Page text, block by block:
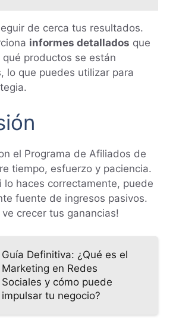
de cerca tus resultados.
informes detallados que
productos se están
lo que puedes utilizar para
el Programa de Afiliados de
tiempo, esfuerzo y paciencia.
lo haces correctamente, puede
fuente de ingresos pasivos.
ve crecer tus ganancias!
Guía Definitiva: ¿Qué es el
Marketing en Redes
Sociales y cómo puede
impulsar tu negocio?